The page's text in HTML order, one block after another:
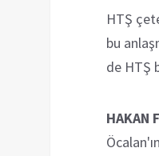
HTŞ
bu
de HTŞ
HAKAN